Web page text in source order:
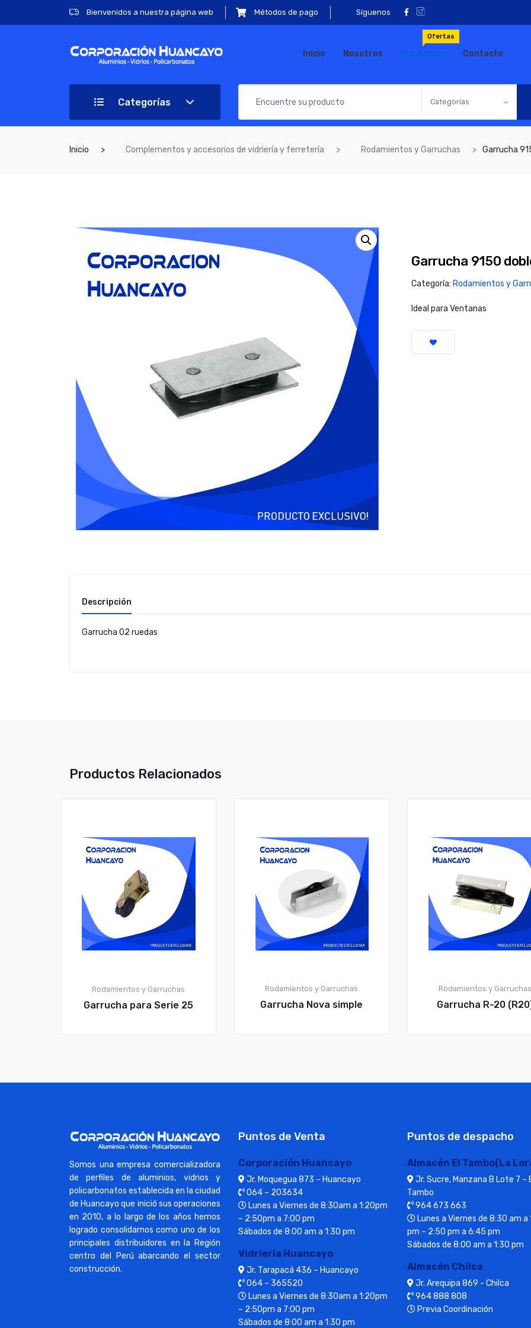
Bienvenidos a nuestra página web Métodos de pago Síguenos
Inicio Nosotros Productos
Ofertas
Contacto
Categorías Categorías
Inicio Complementos y accesorios de vidriería y ferretería Rodamientos y Garruchas Garrucha
Garrucha 9150
Categoría: Rodamientos y
Ideal para Ventanas
Descripción
Garrucha 02 ruedas
Productos Relacionados
Rodamientos y Garruchas
Garrucha para Serie 25
Rodamientos y Garruchas
Garrucha Nova simple
Rodamientos y Garruchas
Garrucha R-20
Somos una empresa comercializadora
de perfiles de aluminios, vidrios y
policarbonatos establecida en la ciudad
de Huancayo que inició sus operaciones
en 2010, a lo largo de los años hemos
logrado consolidarnos como uno de los
principales distribuidores en la Región
centro del Perú abarcando el sector
construcción.
Puntos de Venta
Corporación Huancayo
Jr. Moquegua 873 – Huancayo
064 – 203634
Lunes a Viernes de 8:30am a 1:20pm
– 2:50pm a 7:00 pm
Sábados de 8:00 am a 1:30 pm
Vidrieria Huancayo
Jr. Tarapacá 436 – Huancayo
064 – 365520
Lunes a Viernes de 8:30am a 1:20pm
– 2:50pm a 7:00 pm
Sábados de 8:00 am a 1:30 pm
Puntos de despacho
Almacén El Tambo(La
Jr. Sucre, Manzana B Lote 7 –
Tambo
964 673 663
Lunes a Viernes de 8:30 am a
pm – 2:50 pm a 6:45 pm
Sábados de 8:00 am a 1:30 pm
Almacén Chilca
Jr. Arequipa 869 - Chilca
964 888 808
Previa Coordinación